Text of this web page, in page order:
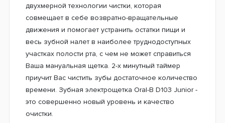
двухмерной технологии чистки, которая
совмещает в себе возвратно-вращательные
движения и помогает устранить остатки пищи и
весь зубной налет в наиболее труднодоступных
участках полости рта, с чем не может справиться
Ваша мануальная щетка. 2-х минутный таймер
приучит Вас чистить зубы достаточное количество
времени. Зубная электрощетка Oral-B D103 Junior -
это совершенно новый уровень и качество
очистки.